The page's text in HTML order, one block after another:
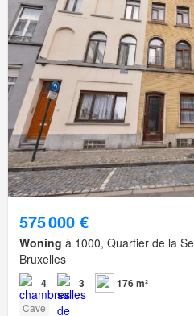
575 000 €
Woning à 1000, Quartier de la
Bruxelles
4 3 176 m²
Cave